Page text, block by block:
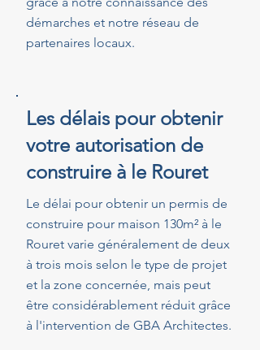
démarches et notre réseau de
partenaires locaux.
Les délais pour obtenir
votre autorisation de
construire à le Rouret
Le délai pour obtenir un permis de
construire pour maison 130m² à le
Rouret varie généralement de deux
à trois mois selon le type de projet
et la zone concernée, mais peut
être considérablement réduit grâce
à l'intervention de GBA Architectes.